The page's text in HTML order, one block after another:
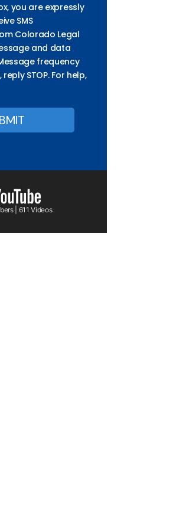
you are expressly
SMS
Colorado Legal
and data
frequency
STOP. For help,
| 611 Videos